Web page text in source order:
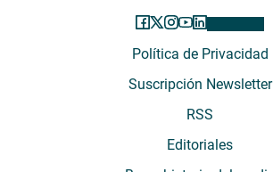
Política de Privacidad
Suscripción Newsletter
RSS
Editoriales